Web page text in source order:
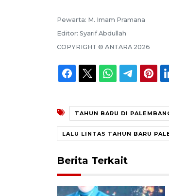
Pewarta: M. Imam Pramana
Editor: Syarif Abdullah
COPYRIGHT © ANTARA 2026
TAHUN BARU DI
LALU LINTAS TAHUN BARU
Berita Terkait